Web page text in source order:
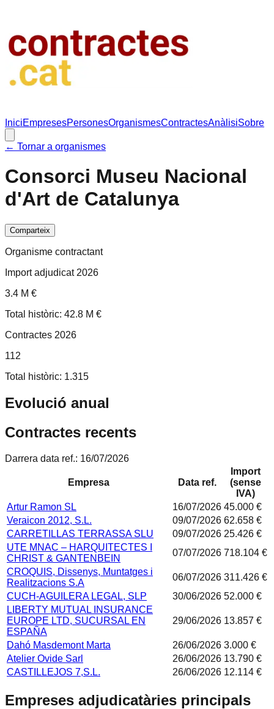
IniciEmpresesPersonesOrganismesContractesAnàlisiSobre
← Tornar a organismes
Consorci Museu Nacional
d'Art de Catalunya
Comparteix
Organisme contractant
Import adjudicat 2026
3.4 M €
Total històric: 42.8 M €
Contractes 2026
112
Total històric: 1.315
Evolució anual
Contractes recents
Darrera data ref.: 16/07/2026
Empresa Data ref.
Import
(sense
IVA)
Artur Ramon SL
16/07/2026 45.000 €
Veraicon 2012, S.L.
09/07/2026 62.658 €
CARRETILLAS TERRASSA SLU
09/07/2026 25.426 €
UTE MNAC – HARQUITECTES I
CHRIST & GANTENBEIN
07/07/2026 718.104 €
CROQUIS, Dissenys, Muntatges i
Realitzacions S.A
06/07/2026 311.426 €
CUCH-AGUILERA LEGAL, SLP
30/06/2026 52.000 €
LIBERTY MUTUAL INSURANCE
EUROPE LTD, SUCURSAL EN
ESPAÑA
29/06/2026 13.857 €
Dahó Masdemont Marta 26/06/2026 3.000 €
Atelier Ovide Sarl
26/06/2026 13.790 €
CASTILLEJOS 7,S.L.
26/06/2026 12.114 €
Empreses adjudicatàries principals